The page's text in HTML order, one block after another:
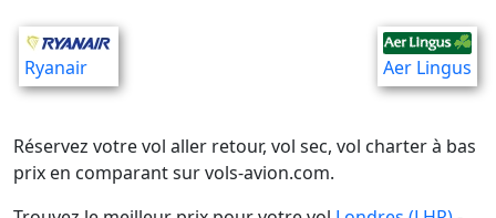
Ryanair Aer Lingus
Réservez votre vol aller retour, vol sec, vol charter à bas
prix en comparant sur vols-avion.com.